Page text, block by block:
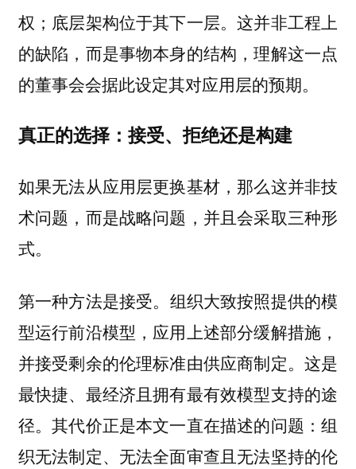
权；底层架构位于其下一层。这并非工程上
的缺陷，而是事物本身的结构，理解这一点
的董事会会据此设定其对应用层的预期。
真正的选择：接受、拒绝还是构建
如果无法从应用层更换基材，那么这并非技
术问题，而是战略问题，并且会采取三种形
式。
第一种方法是接受。组织大致按照提供的模
型运行前沿模型，应用上述部分缓解措施，
并接受剩余的伦理标准由供应商制定。这是
最快捷、最经济且拥有最有效模型支持的途
径。其代价正是本文一直在描述的问题：组
织无法制定、无法全面审查且无法坚持的伦